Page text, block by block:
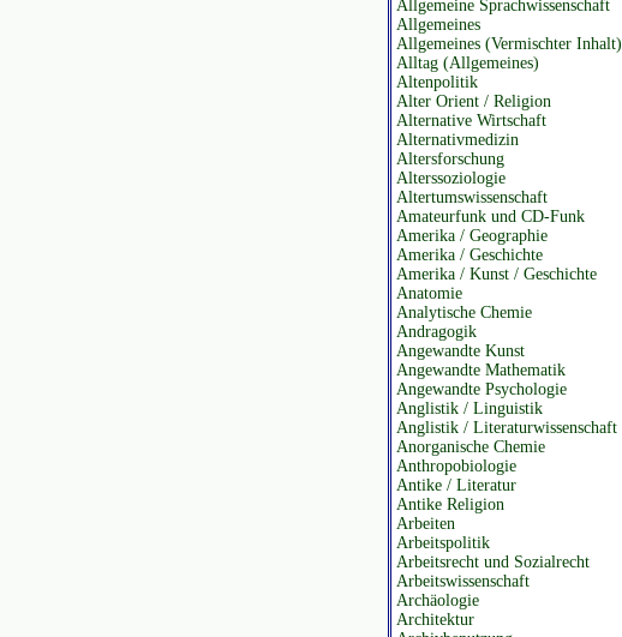
Allgemeine Sprachwissenschaft
Allgemeines
Allgemeines (Vermischter Inhalt)
Alltag (Allgemeines)
Altenpolitik
Alter Orient / Religion
Alternative Wirtschaft
Alternativmedizin
Altersforschung
Alterssoziologie
Altertumswissenschaft
Amateurfunk und CD-Funk
Amerika / Geographie
Amerika / Geschichte
Amerika / Kunst / Geschichte
Anatomie
Analytische Chemie
Andragogik
Angewandte Kunst
Angewandte Mathematik
Angewandte Psychologie
Anglistik / Linguistik
Anglistik / Literaturwissenschaft
Anorganische Chemie
Anthropobiologie
Antike / Literatur
Antike Religion
Arbeiten
Arbeitspolitik
Arbeitsrecht und Sozialrecht
Arbeitswissenschaft
Archäologie
Architektur